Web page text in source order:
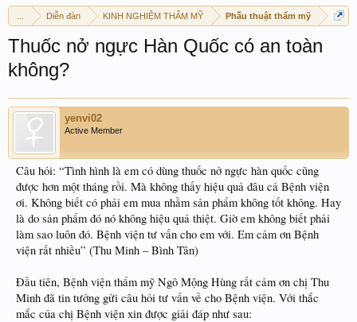
Diễn đàn KINH NGHIỆM THẨM MỸ Phẫu thuật thẩm mỹ
Thuốc nở ngực Hàn Quốc có an toàn
không?
yenvi02
Active Member
Câu hỏi: “Tình hình là em có dùng thuốc nở ngực hàn quốc cũng
được hơn một tháng rồi. Mà không thấy hiệu quả đâu cả Bệnh viện
ơi. Không biết có phải em mua nhầm sản phẩm không tốt không. Hay
là do sản phẩm đó nó không hiệu quả thiệt. Giờ em không biết phải
làm sao luôn đó. Bệnh viện tư vấn cho em với. Em cảm ơn Bệnh
viện rất nhiều” (Thu Minh – Bình Tân)
Đầu tiên, Bệnh viện thẩm mỹ Ngô Mộng Hùng rất cảm ơn chị Thu
Minh đã tin tưởng gửi câu hỏi tư vấn về cho Bệnh viện. Với thắc
mắc của chị Bệnh viện xin được giải đáp như sau: